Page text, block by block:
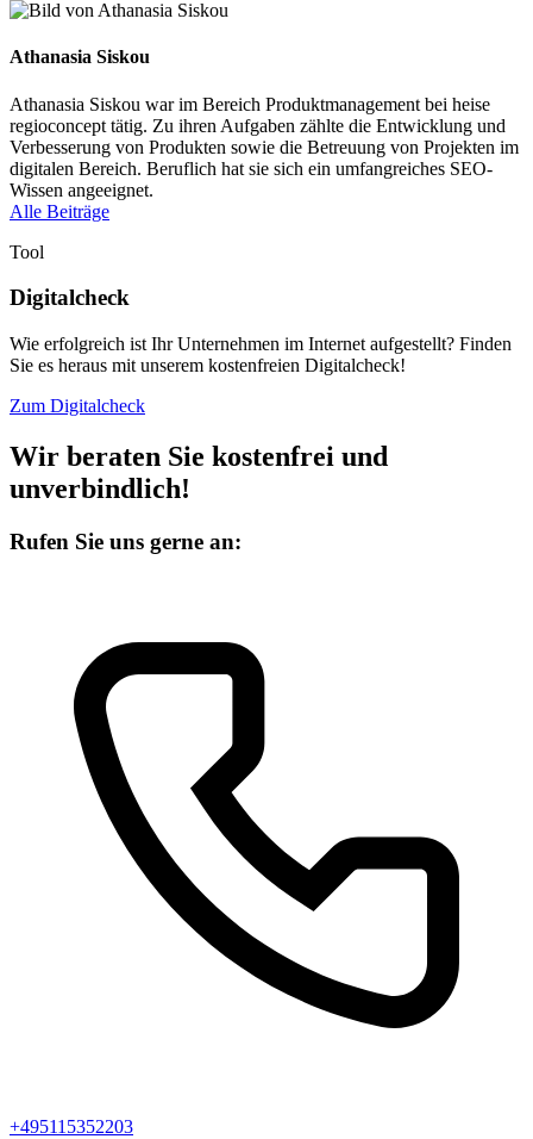
Athanasia Siskou
Athanasia Siskou war im Bereich Produktmanagement bei heise
regioconcept tätig. Zu ihren Aufgaben zählte die Entwicklung und
Verbesserung von Produkten sowie die Betreuung von Projekten im
digitalen Bereich. Beruflich hat sie sich ein umfangreiches SEO-
Wissen angeeignet.
Alle Beiträge
Tool
Digitalcheck
Wie erfolgreich ist Ihr Unternehmen im Internet aufgestellt? Finden
Sie es heraus mit unserem kostenfreien Digitalcheck!
Zum Digitalcheck
Wir beraten Sie kostenfrei und
unverbindlich!
Rufen Sie uns gerne an:
+495115352203